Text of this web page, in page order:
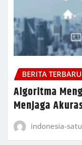
BERITA TERBARU
Algoritma
Menjaga
indonesia-